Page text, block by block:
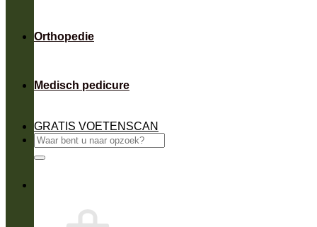
Orthopedie
Medisch pedicure
GRATIS VOETENSCAN
Zoeken
naar: